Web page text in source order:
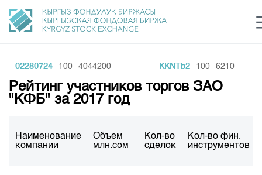
Финансовый рынок KG login Рус Кыр
О нас
Общая информация
Акционеры
Направления
100 4044200 KKNTb2 100 6210
Рейтинг участников торгов ЗАО
"КФБ" за 2017 год
Наименование
компании
Объем
млн.сом
Кол-во
сделок
Кол-во фин.
инструментов